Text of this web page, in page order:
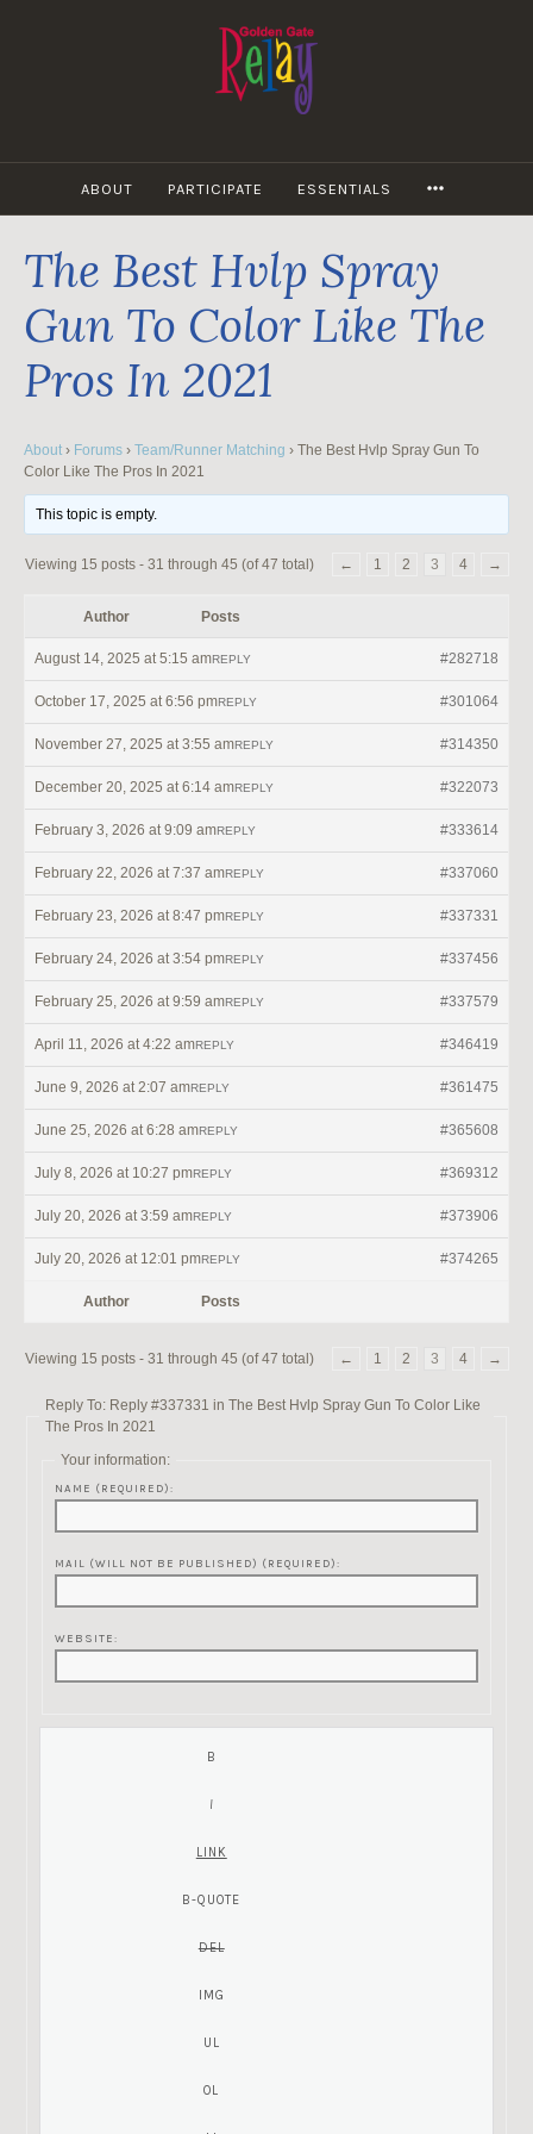
ABOUT PARTICIPATE ESSENTIALS
The Best Hvlp Spray
Gun To Color Like The
Pros In 2021
About › Forums › Team/Runner Matching › The Best Hvlp Spray Gun To
Color Like The Pros In 2021
This topic is empty.
Viewing 15 posts - 31 through 45 (of 47 total) ← 1 2 3 4 →
Author Posts
August 14, 2025 at 5:15 am #282718
REPLY
October 17, 2025 at 6:56 pm #301064
REPLY
November 27, 2025 at 3:55 am #314350
REPLY
December 20, 2025 at 6:14 am #322073
REPLY
February 3, 2026 at 9:09 am #333614
REPLY
February 22, 2026 at 7:37 am #337060
REPLY
February 23, 2026 at 8:47 pm #337331
REPLY
February 24, 2026 at 3:54 pm #337456
REPLY
February 25, 2026 at 9:59 am #337579
REPLY
April 11, 2026 at 4:22 am #346419
REPLY
June 9, 2026 at 2:07 am #361475
REPLY
June 25, 2026 at 6:28 am #365608
REPLY
July 8, 2026 at 10:27 pm #369312
REPLY
July 20, 2026 at 3:59 am #373906
REPLY
July 20, 2026 at 12:01 pm #374265
REPLY
Author Posts
Viewing 15 posts - 31 through 45 (of 47 total) ← 1 2 3 4 →
Reply To: Reply #337331 in The Best Hvlp Spray Gun To Color Like
The Pros In 2021
Your information:
NAME (REQUIRED):
MAIL (WILL NOT BE PUBLISHED) (REQUIRED):
WEBSITE: